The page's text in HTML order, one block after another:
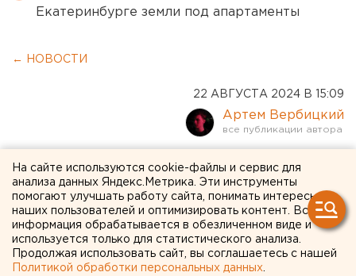
Екатеринбурге земли под апартаменты
← НОВОСТИ
22 АВГУСТА 2024 В 15:09
Артем Вербицкий
Депутат Госдумы Останина
предложила скинуться на
концерт Shaman
оренбургским бизнесменам
На сайте используются cookie-файлы и сервис для
анализа данных Яндекс.Метрика. Эти инструменты
помогают улучшать работу сайта, понимать интересы
наших пользователей и оптимизировать контент. Вся
информация обрабатывается в обезличенном виде и
используется только для статистического анализа.
Продолжая использовать сайт, вы соглашаетесь с нашей
Политикой обработки персональных данных